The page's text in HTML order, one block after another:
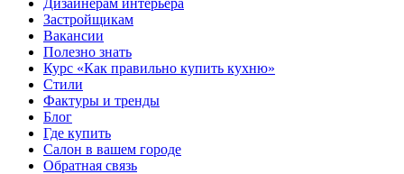
Дизайнерам интерьера
Застройщикам
Вакансии
Полезно знать
Курс «Как правильно купить кухню»
Cтили
Фактуры и тренды
Блог
Где купить
Салон в вашем городе
Обратная связь